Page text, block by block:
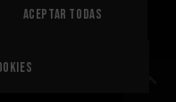
United
Aceptar todas